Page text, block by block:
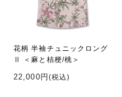
花柄 半袖チュニックロング
Ⅱ ＜麻と桔梗/桃＞
22,000円 (税込)